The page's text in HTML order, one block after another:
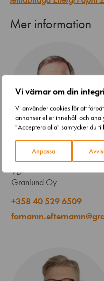
Vi värnar om din
Vi använder cookies för att
annonser eller innehåll och
"Acceptera alla" samtycker du
Anpassa
Mer information
Pekka Metsi
VD
Granlund Oy
+358 40 529 6509